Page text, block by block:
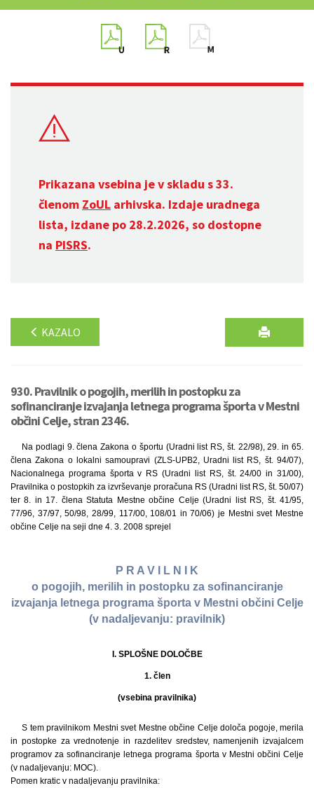
Prikazana vsebina je v skladu s 33.
členom ZoUL arhivska. Izdaje uradnega
lista, izdane po 28.2.2026, so dostopne
na PISRS.
KAZALO
930. Pravilnik o pogojih, merilih in postopku za
sofinanciranje izvajanja letnega programa športa v Mestni
občini Celje, stran 2346.
Na podlagi 9. člena Zakona o športu (Uradni list RS, št. 22/98), 29. in 65.
člena Zakona o lokalni samoupravi (ZLS-UPB2, Uradni list RS, št. 94/07),
Nacionalnega programa športa v RS (Uradni list RS, št. 24/00 in 31/00),
Pravilnika o postopkih za izvrševanje proračuna RS (Uradni list RS, št. 50/07)
ter 8. in 17. člena Statuta Mestne občine Celje (Uradni list RS, št. 41/95,
77/96, 37/97, 50/98, 28/99, 117/00, 108/01 in 70/06) je Mestni svet Mestne
občine Celje na seji dne 4. 3. 2008 sprejel
P R A V I L N I K
o pogojih, merilih in postopku za sofinanciranje
izvajanja letnega programa športa v Mestni občini Celje
(v nadaljevanju: pravilnik)
I. SPLOŠNE DOLOČBE
1. člen
(vsebina pravilnika)
S tem pravilnikom Mestni svet Mestne občine Celje določa pogoje, merila
in postopke za vrednotenje in razdelitev sredstev, namenjenih izvajalcem
programov za sofinanciranje letnega programa športa v Mestni občini Celje
(v nadaljevanju: MOC).
Pomen kratic v nadaljevanju pravilnika: